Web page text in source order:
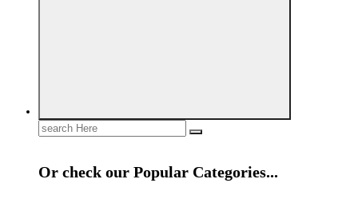
Search
for:
Or check our Popular Categories...